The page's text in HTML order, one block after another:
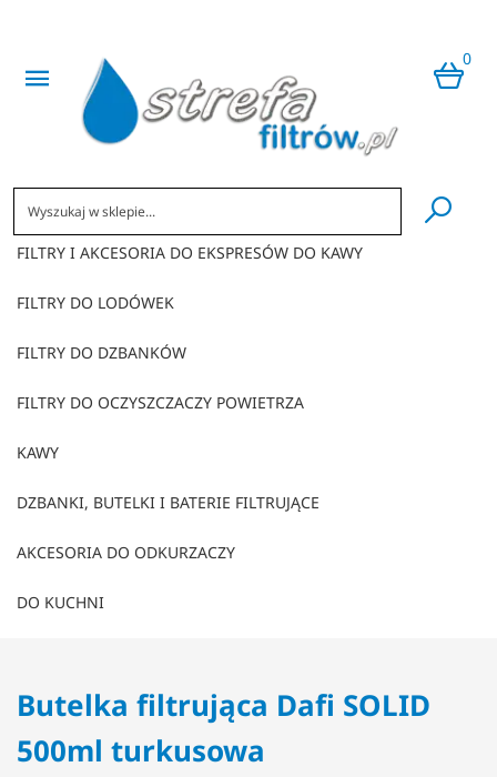
0
​
FILTRY I AKCESORIA DO EKSPRESÓW DO KAWY
FILTRY DO LODÓWEK
FILTRY DO DZBANKÓW
FILTRY DO OCZYSZCZACZY POWIETRZA
KAWY
DZBANKI, BUTELKI I BATERIE FILTRUJĄCE
AKCESORIA DO ODKURZACZY
DO KUCHNI
Butelka filtrująca Dafi SOLID
500ml turkusowa